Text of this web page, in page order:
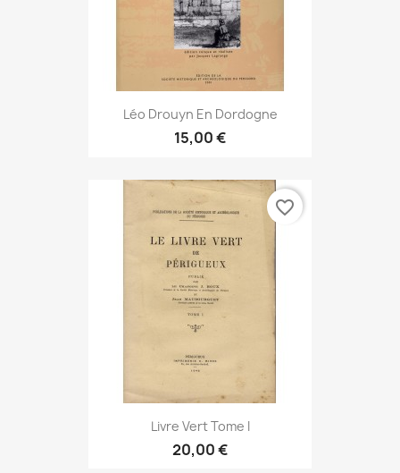
Léo Drouyn En Dordogne
15,00 €
Livre Vert Tome I
20,00 €
favorite_border